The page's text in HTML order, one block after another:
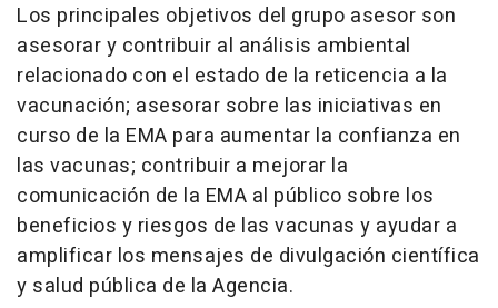
Los principales objetivos del grupo asesor son
asesorar y contribuir al análisis ambiental
relacionado con el estado de la reticencia a la
vacunación; asesorar sobre las iniciativas en
curso de la EMA para aumentar la confianza en
las vacunas; contribuir a mejorar la
comunicación de la EMA al público sobre los
beneficios y riesgos de las vacunas y ayudar a
amplificar los mensajes de divulgación científica
y salud pública de la Agencia.